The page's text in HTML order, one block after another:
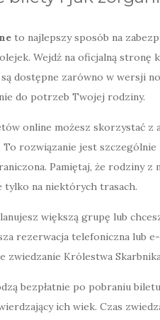
to najlepszy sposób na
Wejdź na oficjalną
dostępne zarówno w wersji
do potrzeb Twojej rodziny.
online możesz skorzystać
To rozwiązanie jest
Pamiętaj, że rodziny z
tylko na niektórych trasach.
większą grupę lub
rezerwacja telefoniczna lub
zwiedzanie Królestwa
bezpłatnie po pobraniu
ich wiek. Czas